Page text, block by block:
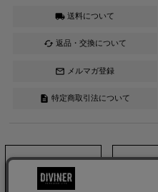
local_shipping 送料について
cached 返品・交換について
mail_outline メルマガ登録
description 特定商取引法について